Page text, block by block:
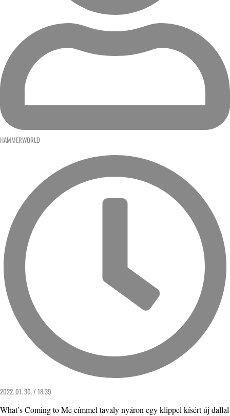
HAMMERWORLD
2022. 01. 30. / 18:39
What’s Coming to Me címmel tavaly nyáron egy klippel kísért új dallal